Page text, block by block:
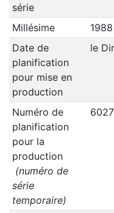
série
Millésime
1988
Date de
planification
pour mise en
production
le
Numéro de
planification
pour la
production
(numéro de
série
temporaire)
6027